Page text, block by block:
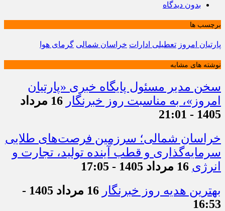
بدون دیدگاه
برچسب ها
پارتیان امروز تعطیلی ادارات خراسان شمالی گرمای هوا
نوشته های مشابه
سخن مدیر مسئول پایگاه خبری «پارتیان
امروز»، به مناسبت روز خبرنگار
16 مرداد
1405 - 21:01
خراسان شمالی؛ سرزمین فرصت‌های طلایی
سرمایه‌گذاری و قطب آینده تولید، تجارت و
انرژی 16 مرداد 1405 - 17:05
بهترین هدیه روز خبرنگار
16 مرداد 1405 -
16:53